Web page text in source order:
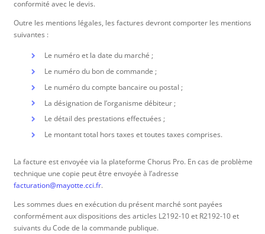
conformité avec le devis.
Outre les mentions légales, les factures devront comporter les mentions
suivantes :
Le numéro et la date du marché ;
Le numéro du bon de commande ;
Le numéro du compte bancaire ou postal ;
La désignation de l’organisme débiteur ;
Le détail des prestations effectuées ;
Le montant total hors taxes et toutes taxes comprises.
La facture est envoyée via la plateforme Chorus Pro. En cas de problème
technique une copie peut être envoyée à l’adresse
facturation@mayotte.cci.fr.
Les sommes dues en exécution du présent marché sont payées
conformément aux dispositions des articles L2192-10 et R2192-10 et
suivants du Code de la commande publique.